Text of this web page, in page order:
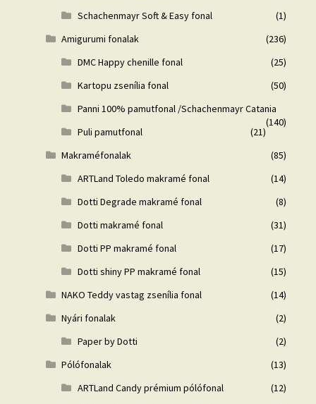
Schachenmayr Soft & Easy fonal
(1)
Amigurumi fonalak
(236)
DMC Happy chenille fonal
(25)
Kartopu zsenília fonal
(50)
Panni 100% pamutfonal /Schachenmayr Catania
(140)
Puli pamutfonal
(21)
Makraméfonalak
(85)
ARTLand Toledo makramé fonal
(14)
Dotti Degrade makramé fonal
(8)
Dotti makramé fonal
(31)
Dotti PP makramé fonal
(17)
Dotti shiny PP makramé fonal
(15)
NAKO Teddy vastag zsenília fonal
(14)
Nyári fonalak
(2)
Paper by Dotti
(2)
Pólófonalak
(13)
ARTLand Candy prémium pólófonal
(12)